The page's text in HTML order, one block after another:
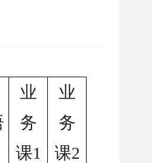
业
务
课1
业
务
课2